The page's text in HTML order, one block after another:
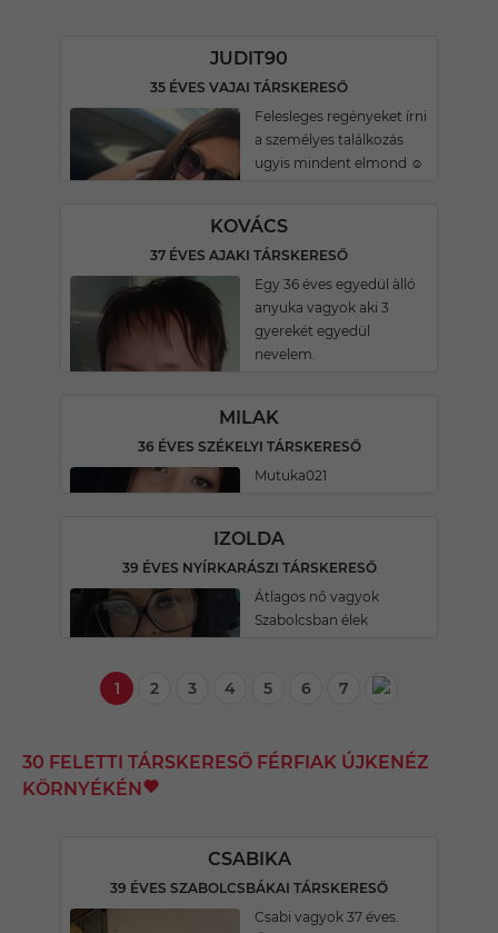
JUDIT90
35 ÉVES VAJAI TÁRSKERESŐ
Felesleges regényeket írni
a személyes találkozás
ugyis mindent elmond ☺️
KOVÁCS
37 ÉVES AJAKI TÁRSKERESŐ
Egy 36 éves egyedül àlló
anyuka vagyok aki 3
gyerekét egyedül
nevelem.
MILAK
36 ÉVES SZÉKELYI TÁRSKERESŐ
Mutuka021
IZOLDA
39 ÉVES NYÍRKARÁSZI TÁRSKERESŐ
Átlagos nő vagyok
Szabolcsban élek
1 2 3 4 5 6 7
30 FELETTI TÁRSKERESŐ FÉRFIAK ÚJKENÉZ
KÖRNYÉKÉN
CSABIKA
39 ÉVES SZABOLCSBÁKAI TÁRSKERESŐ
Csabi vagyok 37 éves.